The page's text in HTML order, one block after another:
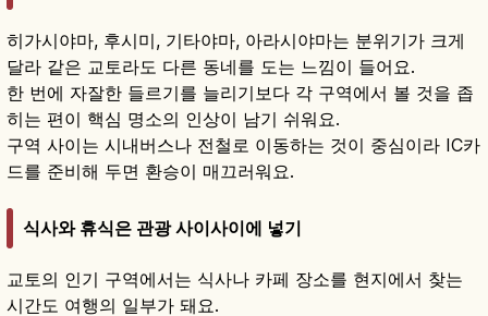
히가시야마, 후시미, 기타야마, 아라시야마는 분위기가 크게
달라 같은 교토라도 다른 동네를 도는 느낌이 들어요.
한 번에 자잘한 들르기를 늘리기보다 각 구역에서 볼 것을 좁
히는 편이 핵심 명소의 인상이 남기 쉬워요.
구역 사이는 시내버스나 전철로 이동하는 것이 중심이라 IC카
드를 준비해 두면 환승이 매끄러워요.
식사와 휴식은 관광 사이사이에 넣기
교토의 인기 구역에서는 식사나 카페 장소를 현지에서 찾는
시간도 여행의 일부가 돼요.